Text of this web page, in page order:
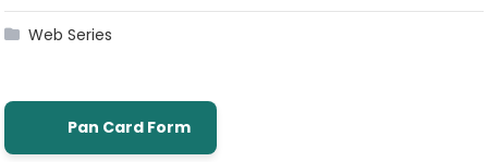
Web Series
Pan Card Form